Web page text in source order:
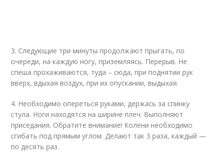
3. Следующие три минуты продолжают прыгать, по
очереди, на каждую ногу, приземляясь. Перерыв. Не
спеша прохаживаются, туда – сюда, при поднятии рук
вверх, вдыхая воздух, при их опускании, выдыхая.
4. Необходимо опереться руками, держась за спинку
стула. Ноги находятся на ширине плеч. Выполняют
приседания. Обратите внимание! Колени необходимо
сгибать под прямым углом. Делают так 3 раза, каждый —
по десять раз.